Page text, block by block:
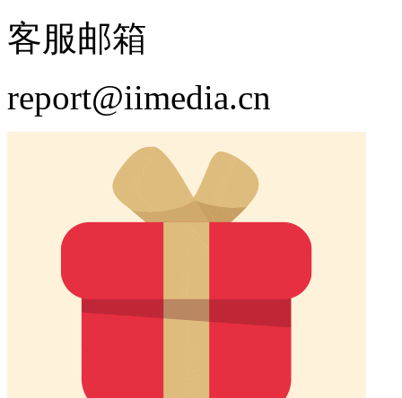
客服邮箱
report@iimedia.cn